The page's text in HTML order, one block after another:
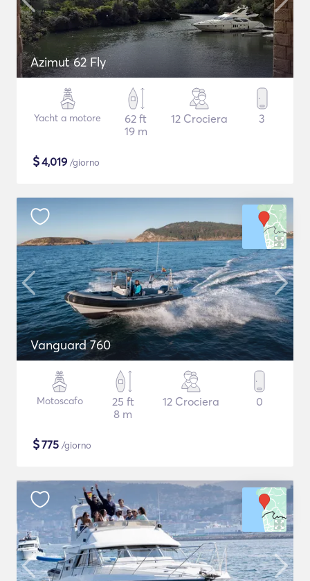
Azimut 62 Fly
Yacht a motore
62 ft
19 m
12 Crociera 3
$4,019 /giorno
Vanguard 760
Motoscafo
25 ft
8 m
12 Crociera 0
$775 /giorno